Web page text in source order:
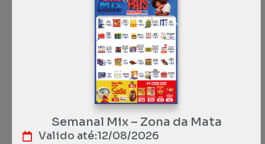
Semanal Mix – Zona da Mata
Valido até:12/08/2026